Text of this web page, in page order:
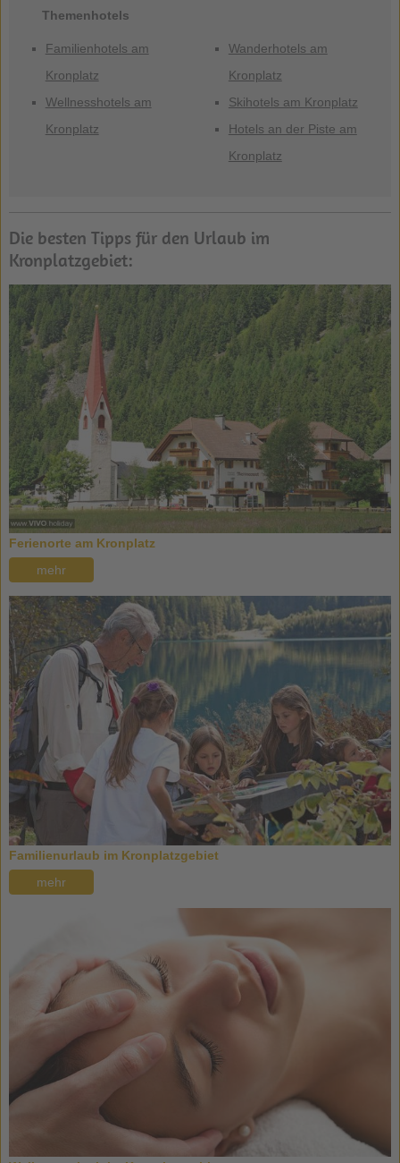
Themenhotels
Familienhotels am
Kronplatz
Wellnesshotels am
Kronplatz
Wanderhotels am
Kronplatz
Skihotels am Kronplatz
Hotels an der Piste am
Kronplatz
Die besten Tipps für den Urlaub im
Kronplatzgebiet:
Ferienorte am Kronplatz
mehr
Familienurlaub im Kronplatzgebiet
mehr